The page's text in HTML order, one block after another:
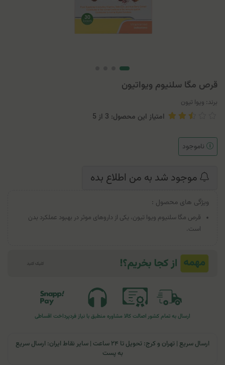
قرص مگا سلنیوم ویواتیون
برند: ویوا تیون
امتیاز این محصول: 3 از 5
ناموجود
موجود شد به من اطلاع بده
ویژگی های محصول :
قرص مگا سلنیوم ویوا تیون، یکی از داروهای موثر در بهبود عملکرد بدن
است.
ارسال به تمام کشوراصالت کالا مشاوره منطبق با نیاز فردپرداخت اقساطی
ارسال سریع | تهران و کرج: تحویل تا ۲۴ ساعت | سایر نقاط ایران: ارسال سریع
به پست